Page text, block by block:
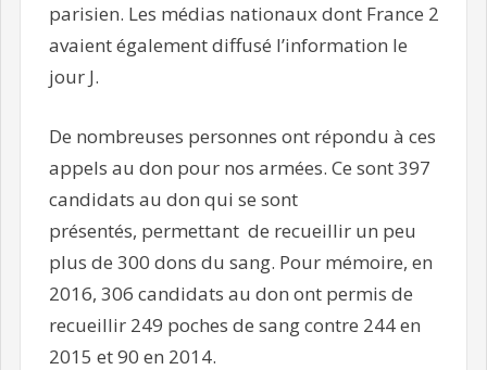
parisien. Les médias nationaux dont France 2
avaient également diffusé l’information le
jour J.
De nombreuses personnes ont répondu à ces
appels au don pour nos armées. Ce sont 397
candidats au don qui se sont
présentés, permettant de recueillir un peu
plus de 300 dons du sang. Pour mémoire, en
2016, 306 candidats au don ont permis de
recueillir 249 poches de sang contre 244 en
2015 et 90 en 2014.